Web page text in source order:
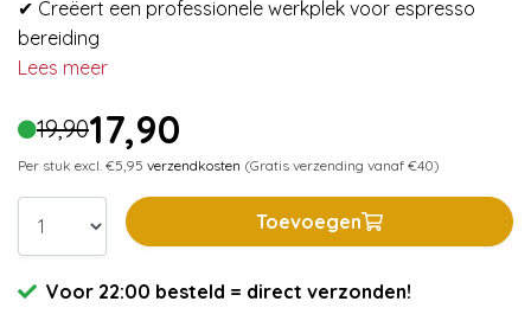
✔ Creëert een professionele werkplek voor espresso
bereiding
Lees meer
19,9017,90
Per stuk excl. €5,95 verzendkosten (Gratis verzending vanaf €40)
Toevoegen
Voor 22:00 besteld = direct verzonden!